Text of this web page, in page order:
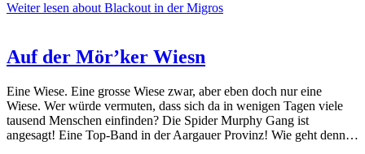
Weiter lesen about Blackout in der Migros
Auf der Mör’ker Wiesn
Eine Wiese. Eine grosse Wiese zwar, aber eben doch nur eine
Wiese. Wer würde vermuten, dass sich da in wenigen Tagen viele
tausend Menschen einfinden? Die Spider Murphy Gang ist
angesagt! Eine Top-Band in der Aargauer Provinz! Wie geht denn…